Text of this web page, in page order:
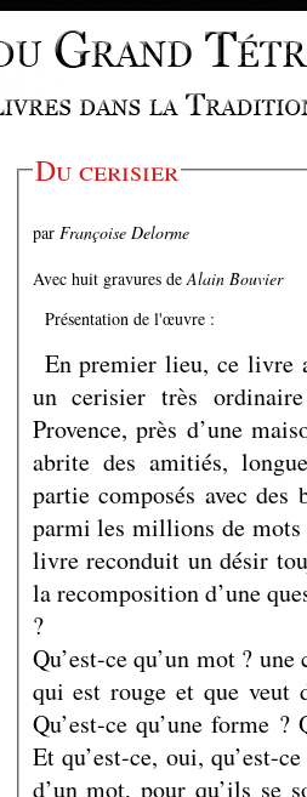
Du cerisier
par Françoise Delorme
Avec huit gravures deAlain Bouvier
Présentation de l'œuvre :
En premier lieu, ce livre
un cerisier très
Provence, près d’une
abrite des amitiés,
partie composés avec des
parmi les millions de mots
livre reconduit un désir
la recomposition d’une
?
Qu’est-ce qu’un mot ?
qui est rouge et que veut
Qu’est-ce qu’une forme
Et qu’est-ce, oui, qu’est-
d’un mot, pour qu’ils se